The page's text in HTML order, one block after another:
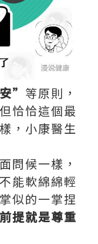
” 等原則，
恰恰這個最
，小康醫生
問候一樣，
能軟綿綿輕
似的一掌捏
提就是尊重